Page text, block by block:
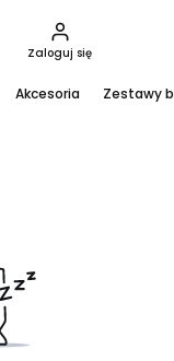
Zaloguj się
Akcesoria Zestawy